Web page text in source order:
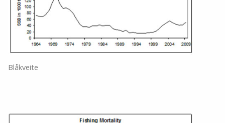
Blåkveite